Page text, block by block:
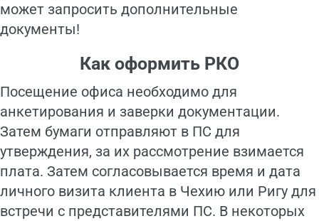
может запросить дополнительные
документы!
Как оформить РКО
Посещение офиса необходимо для
анкетирования и заверки документации.
Затем бумаги отправляют в ПС для
утверждения, за их рассмотрение взимается
плата. Затем согласовывается время и дата
личного визита клиента в Чехию или Ригу для
встречи с представителями ПС. В некоторых